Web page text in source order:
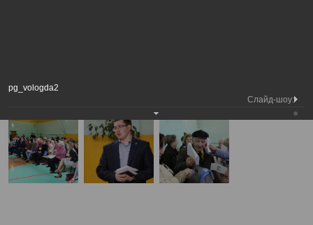
Вологды
pg_vologda2
Слайд-шоу: